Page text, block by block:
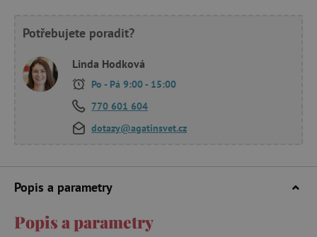
Potřebujete poradit?
Linda Hodková
Po - Pá 9:00 - 15:00
770 601 604
dotazy@agatinsvet.cz
Popis a parametry
Popis a parametry